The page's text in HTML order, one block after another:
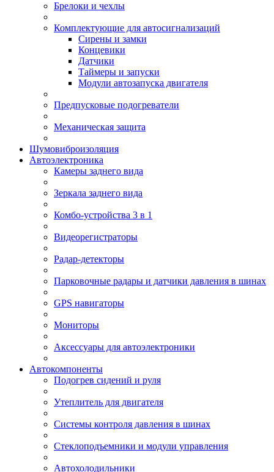
Брелоки и чехлы
Комплектующие для автосигнализаций
Сирены и замки
Концевики
Датчики
Таймеры и запуски
Модули автозапуска двигателя
Предпусковые подогреватели
Механическая защита
Шумовиброизоляция
Автоэлектроника
Камеры заднего вида
Зеркала заднего вида
Комбо-устройства 3 в 1
Видеорегистраторы
Радар-детекторы
Парковочные радары и датчики давления в шинах
GPS навигаторы
Мониторы
Аксессуары для автоэлектроники
Автокомпоненты
Подогрев сидений и руля
Утеплитель для двигателя
Системы контроля давления в шинах
Стеклоподъемники и модули управления
Автохолодильники